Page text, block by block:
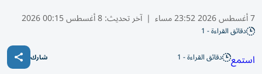
7 أغسطس 2026 23:52 مساء | آخر تحديث:8 أغسطس 00:15 2026
دقائق القراءة - 1
استمع دقائق القراءة - 1 شارك